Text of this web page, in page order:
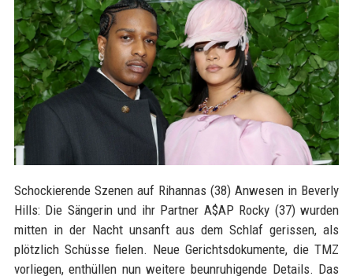
Schockierende Szenen auf Rihannas (38) Anwesen in Beverly
Hills: Die Sängerin und ihr Partner A$AP Rocky (37) wurden
mitten in der Nacht unsanft aus dem Schlaf gerissen, als
plötzlich Schüsse fielen. Neue Gerichtsdokumente, die TMZ
vorliegen, enthüllen nun weitere beunruhigende Details. Das